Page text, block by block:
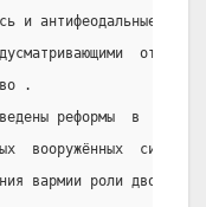
и антифеодальные
.
реформы  в  армии
вооружённых  сил  и
вармии роли